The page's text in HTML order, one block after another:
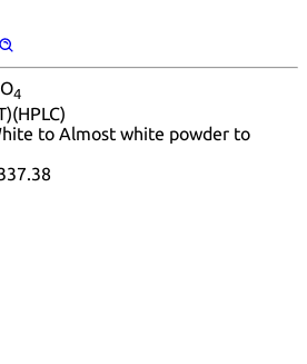
4
to Almost white powder to